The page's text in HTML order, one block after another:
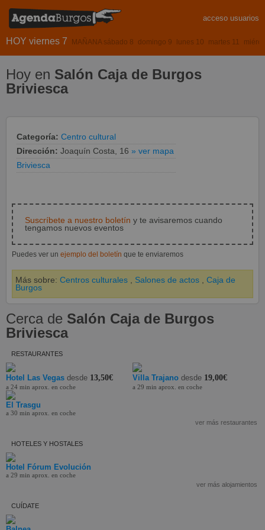
acceso usuarios
HOY viernes 7 MAÑANA sábado 8 domingo 9 lunes 10 martes 11
Hoy en Salón Caja de Burgos
Briviesca
Categoría: Centro cultural
Dirección: Joaquín Costa, 16 » ver mapa
Briviesca
Suscríbete a nuestro boletín y te avisaremos cuando
tengamos nuevos eventos
Puedes ver un ejemplo del boletín que te enviaremos
Más sobre: Centros culturales Salones de actos
Caja de
Burgos
Cerca de Salón Caja de Burgos
Briviesca
RESTAURANTES
Hotel Las Vegas desde 13,50€
a 24 min aprox. en coche
Villa Trajanodesde 19,00€
a 29 min aprox. en coche
El Trasgu
a 30 min aprox. en coche
ver más restaurantes
HOTELES Y HOSTALES
Hotel Fórum Evolución
a 29 min aprox. en coche
ver más alojamientos
CUÍDATE